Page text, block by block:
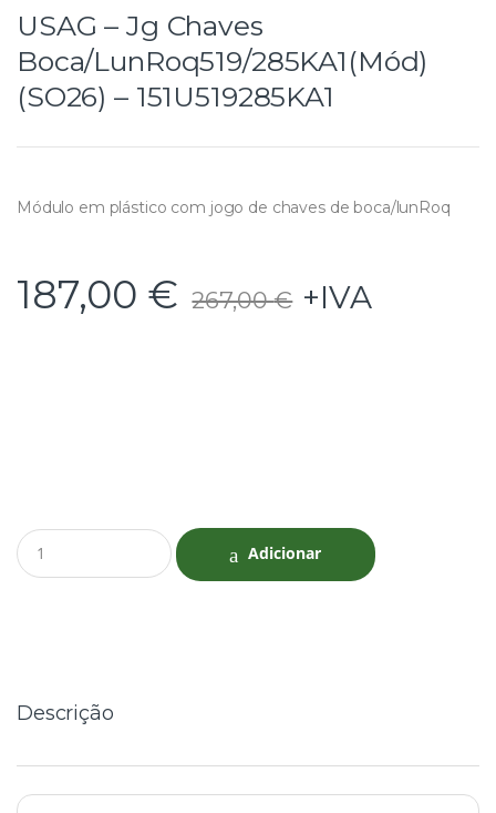
USAG – Jg Chaves
Boca/LunRoq519/285KA1(Mód)
(SO26) – 151U519285KA1
Módulo em plástico com jogo de chaves de boca/lunRoq
187,00 € 267,00€ +IVA
Q
u
Adicionar
Descrição